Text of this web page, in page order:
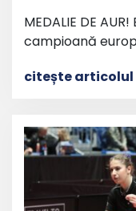
MEDALIE DE
campioană
citește articolul